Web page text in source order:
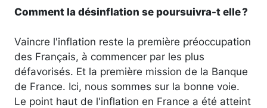
Comment la désinflation se poursuivra-t elle ?
Vaincre l'inflation reste la première préoccupation
des Français, à commencer par les plus
défavorisés. Et la première mission de la Banque
de France. Ici, nous sommes sur la bonne voie.
Le point haut de l'inflation en France a été atteint